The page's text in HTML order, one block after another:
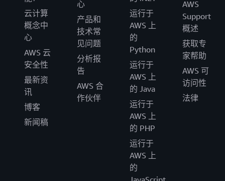
云计算
概念中
心
AWS 云
安全性
最新资
讯
博客
新闻稿
心
产品和
技术常
见问题
分析报
告
AWS 合
作伙伴
运行于
AWS 上
的
Python
运行于
AWS 上
的 Java
运行于
AWS 上
的 PHP
运行于
AWS 上
的
AWS
Support
概述
获取专
家帮助
AWS 可
访问性
法律